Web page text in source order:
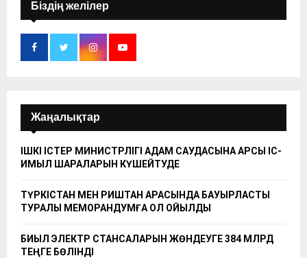
Біздің желілер
Жаңалықтар
ІШКІ ІСТЕР МИНИСТРЛІГІ АДАМ САУДАСЫНА ҚАРСЫ ІС-
ҚИМЫЛ ШАРАЛАРЫН КҮШЕЙТУДЕ
ТҮРКІСТАН МЕН РИШТАН АРАСЫНДА БАУЫРЛАСТЫҚ
ТУРАЛЫ МЕМОРАНДУМҒА ҚОЛ ҚОЙЫЛДЫ
БИЫЛ ЭЛЕКТР СТАНСАЛАРЫН ЖӨНДЕУГЕ 384 МЛРД
ТЕҢГЕ БӨЛІНДІ